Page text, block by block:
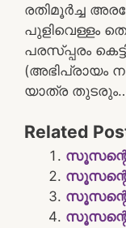
രതിമൂർച്ച
പുളിവെള്ളം
പരസ്പ്പരം
(അഭിപ്രായം
യാത്ര
Related
സൂസന്റെ
സൂസന്റെ
സൂസന്റെ
സൂസന്റെ